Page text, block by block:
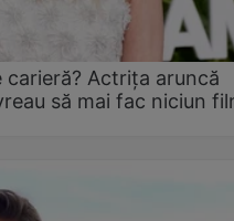
Actrița aruncă
să mai fac niciun